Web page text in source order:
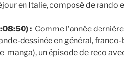
en Italie, composé de rando
: Comme l’année
dessinée en général,
manga), un épisode de reco